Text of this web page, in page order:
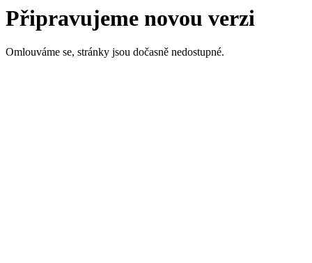
Připravujeme novou verzi
Omlouváme se, stránky jsou dočasně nedostupné.